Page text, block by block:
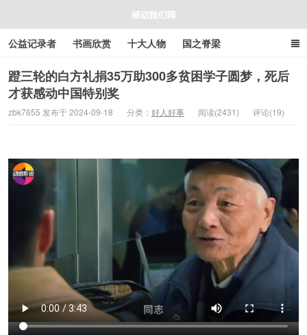
感动我们网
公益记录者 书画欣赏 十大人物 国之脊梁
好人好事 感人资讯 商业资讯 在线工具箱
蹬三轮的白方礼捐35万助300多贫困学子圆梦，死后
才获感动中国特别奖
zbk7655 发布于 2024-09-18 分类： 好人好事 阅读(2431) 评论(19)